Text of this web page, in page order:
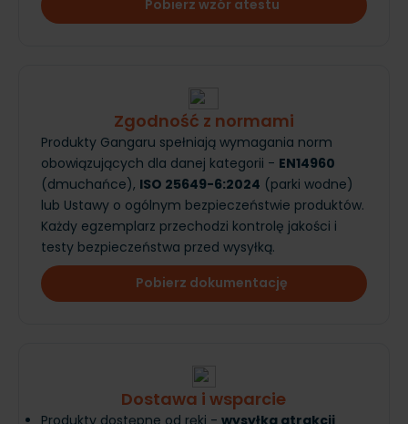
Pobierz wzór atestu
Zgodność z normami
Produkty Gangaru spełniają wymagania norm
obowiązujących dla danej kategorii - EN14960
(dmuchańce), ISO 25649-6:2024 (parki wodne)
lub Ustawy o ogólnym bezpieczeństwie produktów.
Każdy egzemplarz przechodzi kontrolę jakości i
testy bezpieczeństwa przed wysyłką.
Pobierz dokumentację
Dostawa i wsparcie
Produkty dostępne od ręki - wysyłka atrakcji